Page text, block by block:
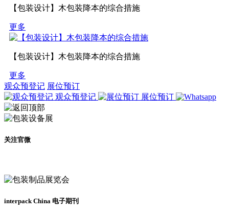
【包装设计】木包装降本的综合措施
更多
【包装设计】木包装降本的综合措施
更多
观众预登记 展位预订
观众预登记
展位预订
关注官微
interpack China 电子期刊